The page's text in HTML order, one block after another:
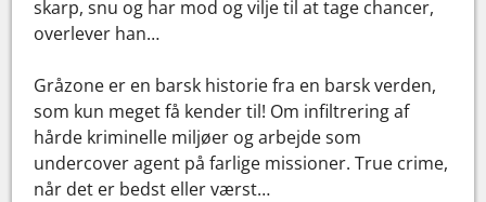
skarp, snu og har mod og vilje til at tage chancer,
overlever han…
Gråzone er en barsk historie fra en barsk verden,
som kun meget få kender til! Om infiltrering af
hårde kriminelle miljøer og arbejde som
undercover agent på farlige missioner. True crime,
når det er bedst eller værst…